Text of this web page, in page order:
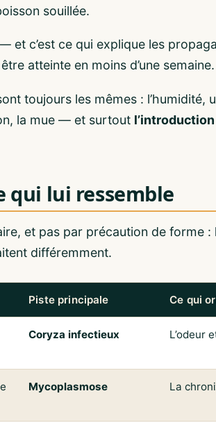
souillée.
et c’est ce qui explique les
atteinte en moins d’une semaine.
toujours les mêmes : l’humidité,
la mue — et surtout l’introduction
qui lui ressemble
et pas par précaution de forme :
différemment.
Piste principale Ce qui
Coryza infectieux L’odeur
Mycoplasmose La